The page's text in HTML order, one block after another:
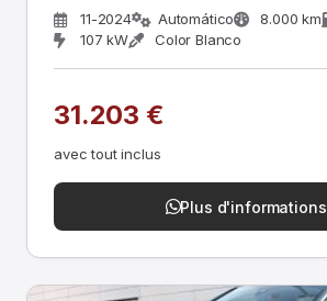
11-2024 Automático 8.000 km
107 kW
Color Blanco
31.203 €
avec tout inclus
Plus d'informations